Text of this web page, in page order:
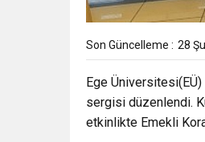
Son Güncelleme : 28
Ege Üniversitesi(EÜ)
sergisi düzenlendi.
etkinlikte Emekli